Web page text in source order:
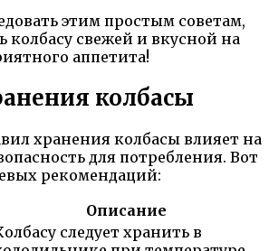
этим простым советам,
колбасу свежей и вкусной на
аппетита!
колбасы
хранения колбасы влияет на
для потребления. Вот
рекомендаций:
Описание
следует хранить в